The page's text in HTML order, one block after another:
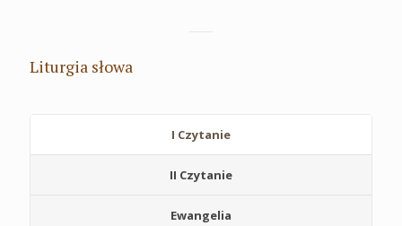
Liturgia słowa
I Czytanie
II Czytanie
Ewangelia